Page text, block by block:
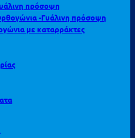
πρόσοψη
-Γυάλινη πρόσοψη
με καταρράκτες